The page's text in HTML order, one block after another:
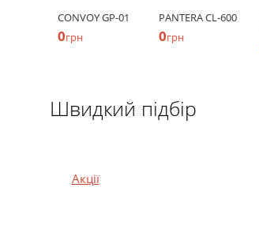
CONVOY GP-01
0грн
PANTERA CL-600
0грн
Швидкий підбір
Акції